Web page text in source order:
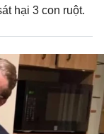
hại 3 con ruột.